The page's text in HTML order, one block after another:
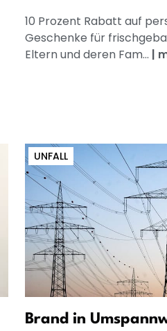
10 Prozent Rabatt auf
Geschenke für
Eltern und deren Fam... |
UNFALL
Brand in